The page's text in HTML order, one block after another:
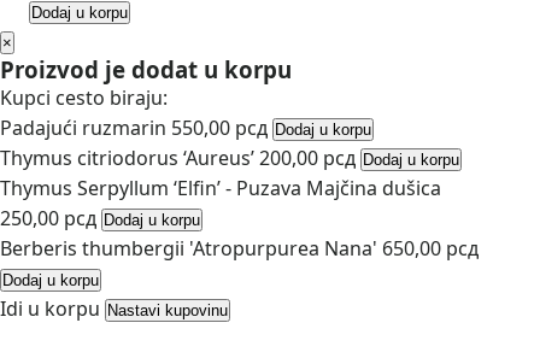
Dodaj u korpu
×
Proizvod je dodat u korpu
Kupci cesto biraju:
Padajući ruzmarin 550,00 рсд Dodaj u korpu
Thymus citriodorus ‘Aureus’200,00 рсд Dodaj u korpu
Thymus Serpyllum ‘Elfin’ - Puzava Majčina dušica
250,00 рсд Dodaj u korpu
Berberis thumbergii 'Atropurpurea Nana' 650,00 рсд
Dodaj u korpu
Idi u korpu Nastavi kupovinu